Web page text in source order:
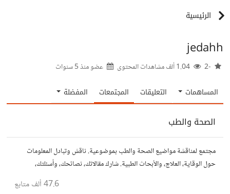
الرئيسية
jedahh
-2 عضو منذ5 سنوات
المساهمات التعليقات المجتمعات المفضلة
الصحة والطب
مجتمع لمناقشة مواضيع الصحة والطب بموضوعية. ناقش وتبادل المعلومات
حول الوقاية، العلاج، والأبحاث الطبية. شارك مقالاتك، نصائحك، وأسئلتك،
47.6 ألف متابع